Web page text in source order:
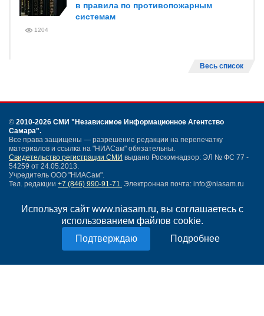
Используя сайт www.niasam.ru, вы соглашаетесь с
использованием файлов cookie.
Подробнее
в правила по противопожарным
системам
1204
Весь список
© 2010-2026 СМИ "Независимое Информационное Агентство
Самара".
Все права защищены — разрешение редакции на перепечатку
материалов и ссылка на "НИАСам" обязательны.
Свидетельство регистрации СМИ выдано Роскомнадзор: ЭЛ № ФС 77 -
54259 от 24.05.2013.
Учредитель ООО "НИАСам".
Тел. редакции +7 (846) 990-91-71. Электронная почта: info@niasam.ru
Карта сайта
Нашли ошибку?
Политика конфиденциальности
Согласие на обработку персональных данных